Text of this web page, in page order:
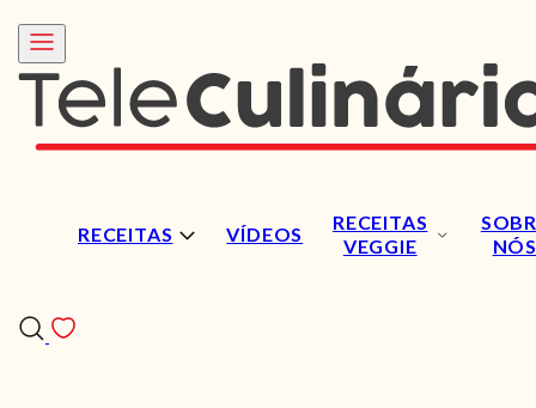
RECEITAS VÍDEOS
RECEITAS
VEGGIE
NÓS